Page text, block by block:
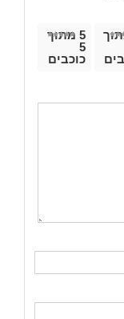
5 מתוך
5
כוכבים